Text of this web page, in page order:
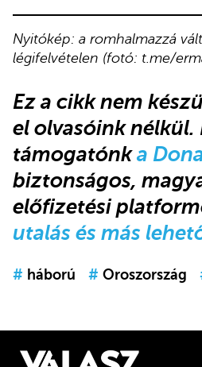
Nyitókép: a romhalmazzá
légifelvételen (fotó: t.me/
Ez a cikknem
el olvasóink nélkül.
támogatónka
biztonságos,
előfizetési
utalás és más
# háború # Oroszország